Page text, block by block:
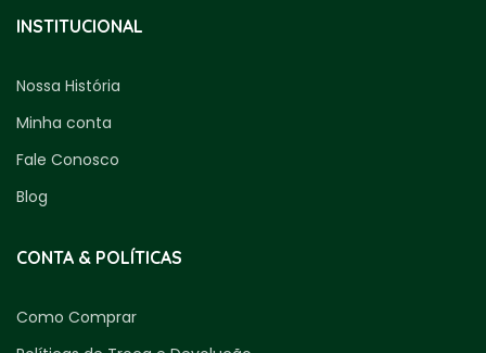
INSTITUCIONAL
Nossa História
Minha conta
Fale Conosco
Blog
CONTA & POLÍTICAS
Como Comprar